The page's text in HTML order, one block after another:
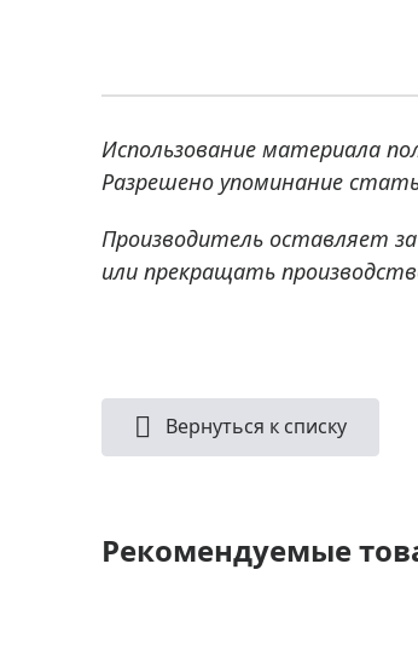
Использование материала
Разрешено упоминание
Производитель оставляет
или прекращать
Вернуться к списку
Рекомендуемые